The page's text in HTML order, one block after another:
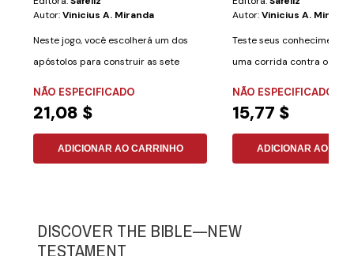
Autor:Vinicius A. Miranda
Neste jogo, você escolherá um dos
apóstolos para construir as sete
NÃO ESPECIFICADO
21,08 $
ADICIONAR AO CARRINHO
Autor:Vinicius A. Miranda
Teste seus
uma corrida contra o
NÃO ESPECIFICADO
15,77 $
ADICIONAR AO
DISCOVER THE BIBLE—NEW
TESTAMENT